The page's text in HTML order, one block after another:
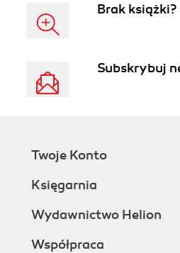
Brak
Subskrybuj
Twoje Konto
Księgarnia
Wydawnictwo Helion
Współpraca